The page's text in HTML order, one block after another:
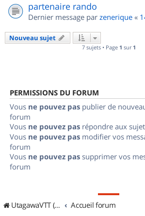
partenaire rando
Dernier message par zenerique «
Nouveau sujet
7 sujets • Page 1 sur 1
PERMISSIONS DU FORUM
Vous ne pouvez pas publier de
forum
Vous ne pouvez pas répondre aux
Vous ne pouvez pas modifier vos
forum
Vous ne pouvez pas supprimer vos
forum
UtagawaVTT (Randos VTT et VTTAE avec traces GPS) Accueil forum